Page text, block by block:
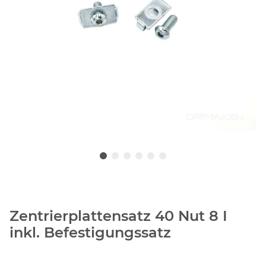
Zentrierplattensatz 40 Nut 8 I
inkl. Befestigungssatz